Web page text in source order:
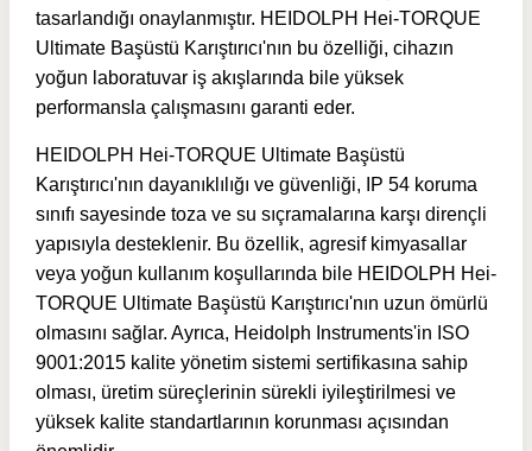
tasarlandığı onaylanmıştır. HEIDOLPH Hei-TORQUE
Ultimate Başüstü Karıştırıcı'nın bu özelliği, cihazın
yoğun laboratuvar iş akışlarında bile yüksek
performansla çalışmasını garanti eder.
HEIDOLPH Hei-TORQUE Ultimate Başüstü
Karıştırıcı'nın dayanıklılığı ve güvenliği, IP 54 koruma
sınıfı sayesinde toza ve su sıçramalarına karşı dirençli
yapısıyla desteklenir. Bu özellik, agresif kimyasallar
veya yoğun kullanım koşullarında bile HEIDOLPH Hei-
TORQUE Ultimate Başüstü Karıştırıcı'nın uzun ömürlü
olmasını sağlar. Ayrıca, Heidolph Instruments'in ISO
9001:2015 kalite yönetim sistemi sertifikasına sahip
olması, üretim süreçlerinin sürekli iyileştirilmesi ve
yüksek kalite standartlarının korunması açısından